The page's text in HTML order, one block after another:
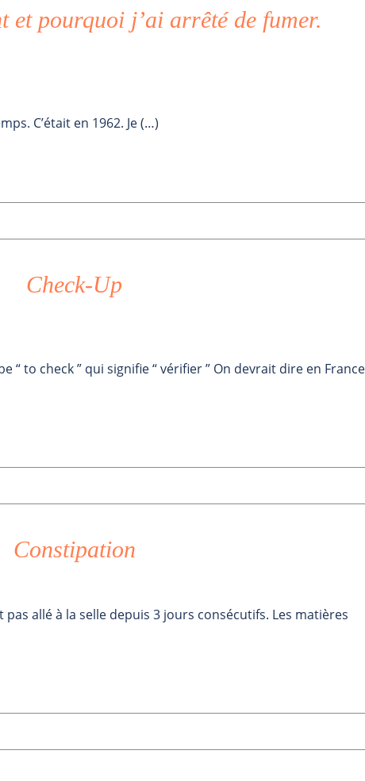
et pourquoi j’ai arrêté de fumer.
C’était en 1962. Je (…)
Check-Up
“ to check ” qui signifie “ vérifier ” On devrait dire en
Constipation
pas allé à la selle depuis 3 jours consécutifs. Les matières